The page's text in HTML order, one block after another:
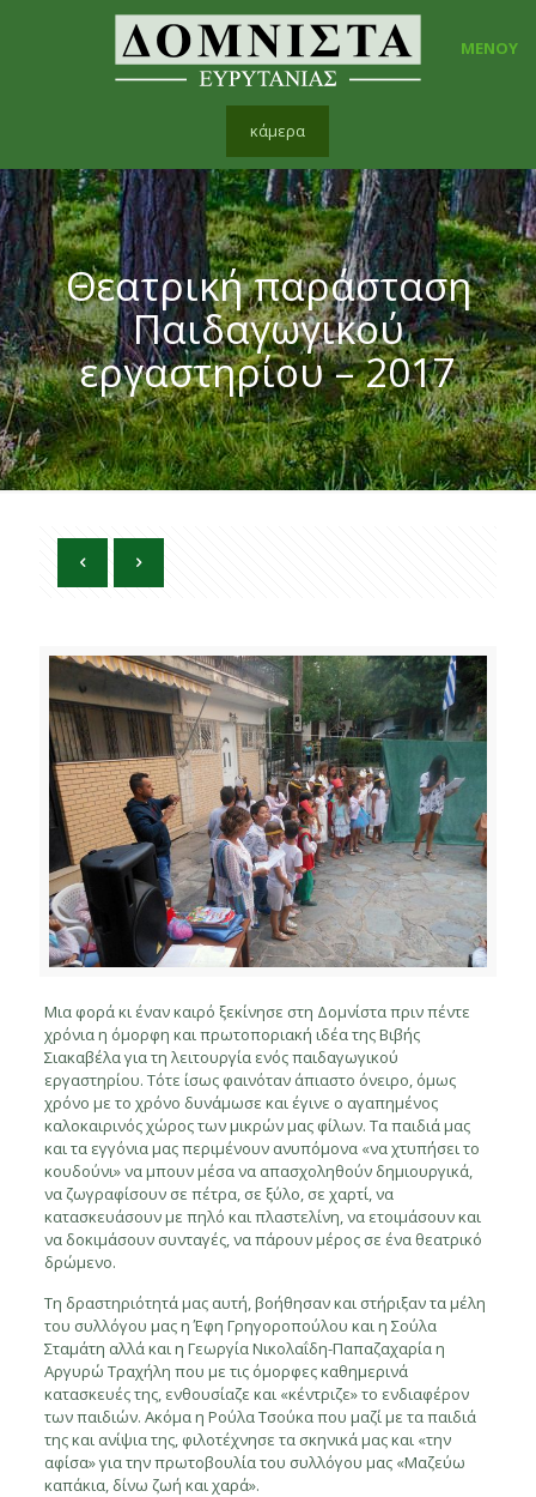
ΜΕΝΟΥ
κάμερα
Θεατρική παράσταση
Παιδαγωγικού
εργαστηρίου – 2017
Μια φορά κι έναν καιρό ξεκίνησε στη Δομνίστα πριν πέντε
χρόνια η όμορφη και πρωτοποριακή ιδέα της Βιβής
Σιακαβέλα για τη λειτουργία ενός παιδαγωγικού
εργαστηρίου. Τότε ίσως φαινόταν άπιαστο όνειρο, όμως
χρόνο με το χρόνο δυνάμωσε και έγινε ο αγαπημένος
καλοκαιρινός χώρος των μικρών μας φίλων. Τα παιδιά μας
και τα εγγόνια μας περιμένουν ανυπόμονα «να χτυπήσει το
κουδούνι» να μπουν μέσα να απασχοληθούν δημιουργικά,
να ζωγραφίσουν σε πέτρα, σε ξύλο, σε χαρτί, να
κατασκευάσουν με πηλό και πλαστελίνη, να ετοιμάσουν και
να δοκιμάσουν συνταγές, να πάρουν μέρος σε ένα θεατρικό
δρώμενο.
Τη δραστηριότητά μας αυτή, βοήθησαν και στήριξαν τα μέλη
του συλλόγου μας η Έφη Γρηγοροπούλου και η Σούλα
Σταμάτη αλλά και η Γεωργία Νικολαΐδη-Παπαζαχαρία η
Αργυρώ Τραχήλη που με τις όμορφες καθημερινά
κατασκευές της, ενθουσίαζε και «κέντριζε» το ενδιαφέρον
των παιδιών. Ακόμα η Ρούλα Τσούκα που μαζί με τα παιδιά
της και ανίψια της, φιλοτέχνησε τα σκηνικά μας και «την
αφίσα» για την πρωτοβουλία του συλλόγου μας «Μαζεύω
καπάκια, δίνω ζωή και χαρά».